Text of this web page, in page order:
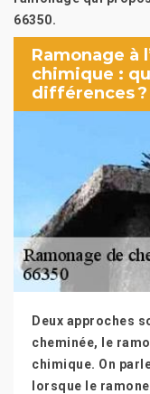
66350.
Ramonage à
chimique :
différences ?
Deux approches
cheminée, le
chimique. On
lorsque le